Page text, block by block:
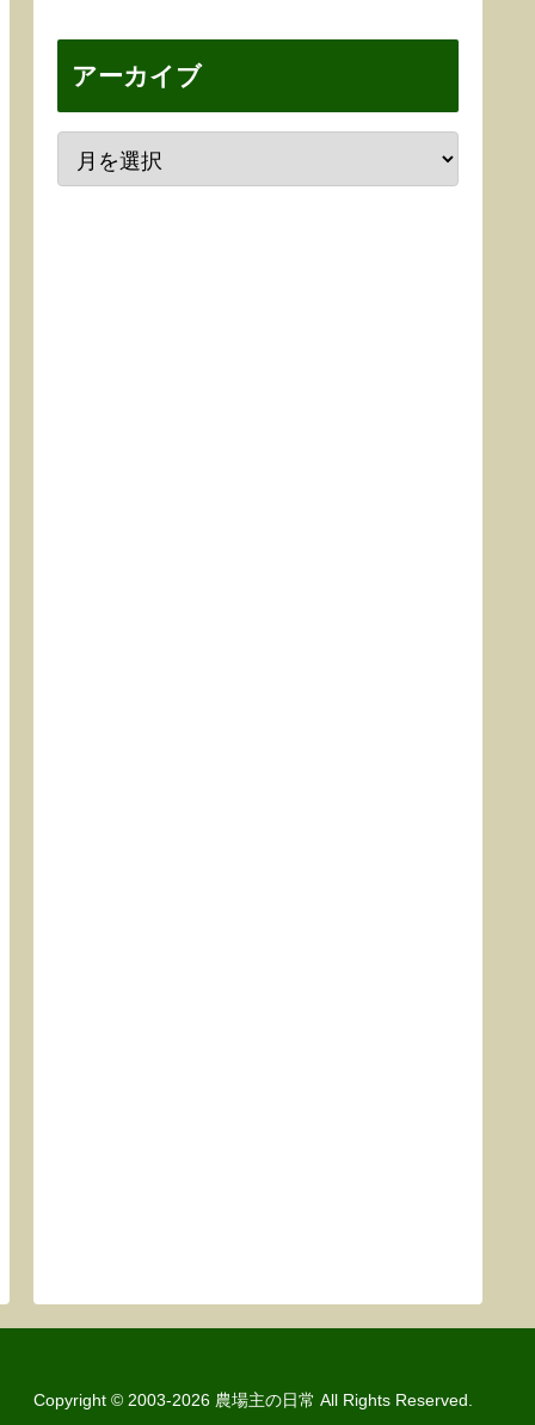
アーカイブ
Copyright © 2003-2026 農場主の日常 All Rights Reserved.